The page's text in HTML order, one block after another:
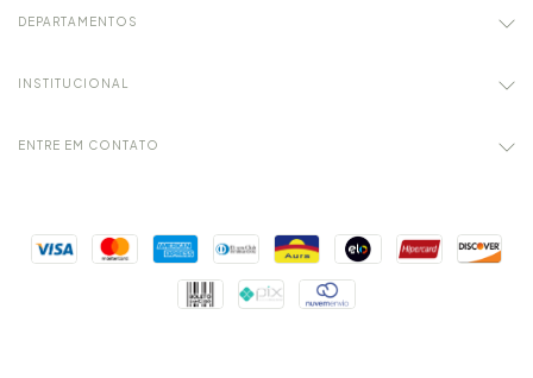
DEPARTAMENTOS
INSTITUCIONAL
ENTRE EM CONTATO